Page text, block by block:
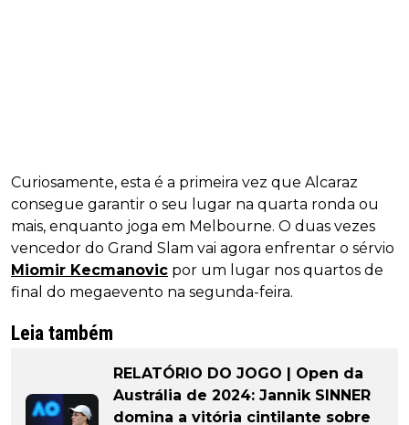
Curiosamente, esta é a primeira vez que Alcaraz
consegue garantir o seu lugar na quarta ronda ou
mais, enquanto joga em Melbourne. O duas vezes
vencedor do Grand Slam vai agora enfrentar o sérvio
Miomir Kecmanovic por um lugar nos quartos de
final do megaevento na segunda-feira.
Leia também
RELATÓRIO DO JOGO | Open da
Austrália de 2024: Jannik SINNER
domina a vitória cintilante sobre